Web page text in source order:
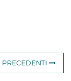
PRECEDENTI